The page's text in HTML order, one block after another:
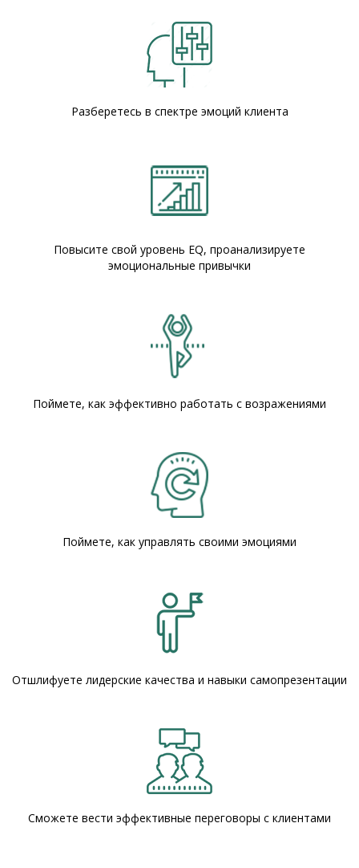
Разберетесь в спектре эмоций клиента
Повысите свой уровень EQ, проанализируете
эмоциональные привычки
Поймете, как эффективно работать с возражениями
Поймете, как управлять своими эмоциями
Отшлифуете лидерские качества и навыки самопрезентации
Сможете вести эффективные переговоры с клиентами